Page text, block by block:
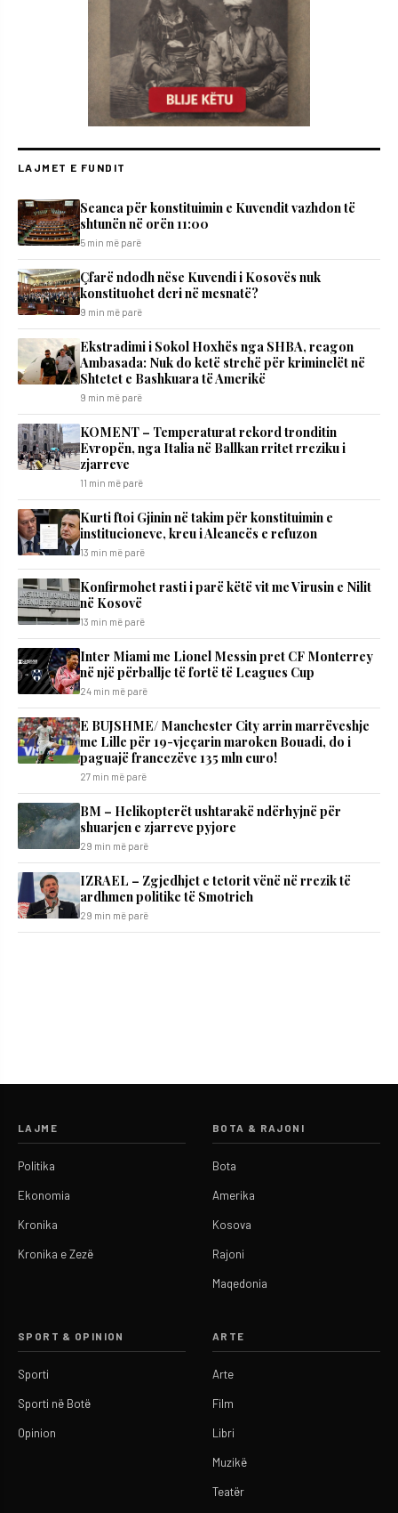
LAJMET E FUNDIT
Seanca për konstituimin e Kuvendit vazhdon të
shtunën në orën 11:00
5 min më parë
Çfarë ndodh nëse Kuvendi i Kosovës nuk
konstituohet deri në mesnatë?
9 min më parë
Ekstradimi i Sokol Hoxhës nga SHBA, reagon
Ambasada: Nuk do ketë strehë për kriminelët në
Shtetet e Bashkuara të Amerikë
9 min më parë
KOMENT – Temperaturat rekord tronditin
Evropën, nga Italia në Ballkan rritet rreziku i
zjarreve
11 min më parë
Kurti ftoi Gjinin në takim për konstituimin e
institucioneve, kreu i Aleancës e refuzon
13 min më parë
Konfirmohet rasti i parë këtë vit me Virusin e Nilit
në Kosovë
13 min më parë
Inter Miami me Lionel Messin pret CF Monterrey
në një përballje të fortë të Leagues Cup
24 min më parë
E BUJSHME/ Manchester City arrin marrëveshje
me Lille për 19-vjeçarin maroken Bouadi, do i
paguajë francezëve 135 mln euro!
27 min më parë
BM – Helikopterët ushtarakë ndërhyjnë për
shuarjen e zjarreve pyjore
29 min më parë
IZRAEL – Zgjedhjet e tetorit vënë në rrezik të
ardhmen politike të Smotrich
29 min më parë
LAJME
Politika
Ekonomia
Kronika
Kronika e Zezë
BOTA & RAJONI
Bota
Amerika
Kosova
Rajoni
Maqedonia
SPORT & OPINION
Sporti
Sporti në Botë
Opinion
ARTE
Arte
Film
Libri
Muzikë
Teatër